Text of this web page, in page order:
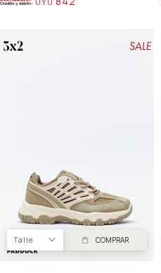
Talle COMPRAR